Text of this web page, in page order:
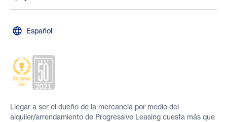
Español
Llegar a ser el dueño de la mercancía por medio del
alquiler/arrendamiento de Progressive Leasing cuesta más que